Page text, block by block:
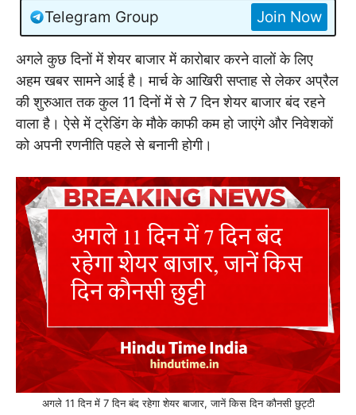
Telegram Group Join Now
अगले कुछ दिनों में शेयर बाजार में कारोबार करने वालों के लिए
अहम खबर सामने आई है। मार्च के आखिरी सप्ताह से लेकर अप्रैल
की शुरुआत तक कुल 11 दिनों में से 7 दिन शेयर बाजार बंद रहने
वाला है। ऐसे में ट्रेडिंग के मौके काफी कम हो जाएंगे और निवेशकों
को अपनी रणनीति पहले से बनानी होगी।
अगले 11 दिन में 7 दिन बंद रहेगा शेयर बाजार, जानें किस दिन कौनसी छुट्टी